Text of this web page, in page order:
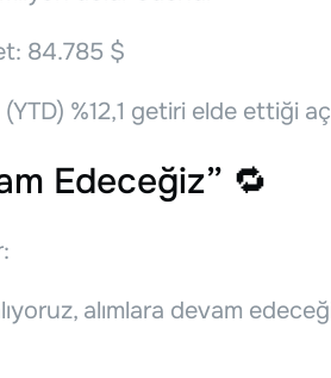
84.785 $
%12,1 getiri elde ettiği
Edeceğiz” 🔁
alımlara devam